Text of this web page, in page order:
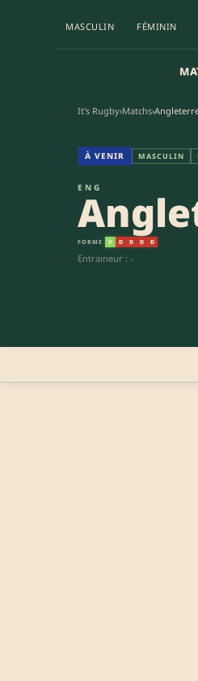
MASCULIN FÉMININ
It's Rugby›Matchs›
Angleterre -
À VENIR MASCULIN
ENG
FORME V D D D D
Entraineur : -